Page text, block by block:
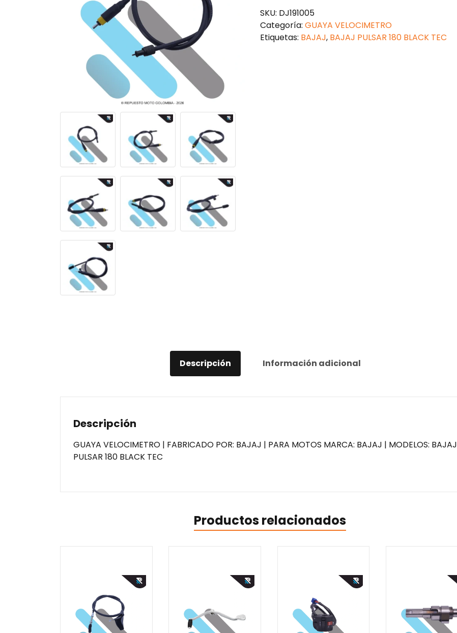
180
cantidad
SKU: DJ191005
Categoría: GUAYA VELOCIMETRO
Etiquetas: BAJAJ, BAJAJ PULSAR 180 BLACK TEC
Descripción Información adicional
Descripción
GUAYA VELOCIMETRO | FABRICADO POR: BAJAJ | PARA MOTOS MARCA: BAJAJ | MODELOS: BAJAJ
PULSAR 180 BLACK TEC
Productos relacionados